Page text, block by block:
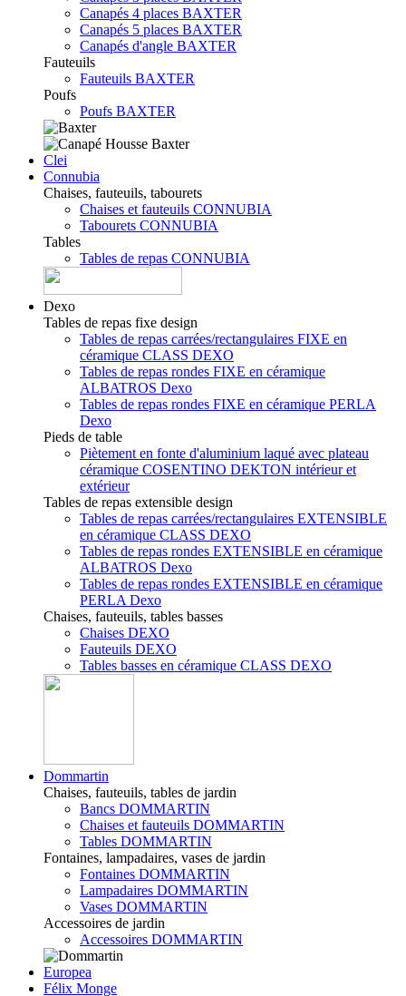
Canapés 4 places BAXTER
Canapés 5 places BAXTER
Canapés d'angle BAXTER
Fauteuils
Fauteuils BAXTER
Poufs
Poufs BAXTER
Clei
Connubia
Chaises, fauteuils, tabourets
Chaises et fauteuils CONNUBIA
Tabourets CONNUBIA
Tables
Tables de repas CONNUBIA
Dexo
Tables de repas fixe design
Tables de repas carrées/rectangulaires FIXE en
céramique CLASS DEXO
Tables de repas rondes FIXE en céramique
ALBATROS Dexo
Tables de repas rondes FIXE en céramique PERLA
Dexo
Pieds de table
Piètement en fonte d'aluminium laqué avec plateau
céramique COSENTINO DEKTON intérieur et
extérieur
Tables de repas extensible design
Tables de repas carrées/rectangulaires EXTENSIBLE
en céramique CLASS DEXO
Tables de repas rondes EXTENSIBLE en céramique
ALBATROS Dexo
Tables de repas rondes EXTENSIBLE en céramique
PERLA Dexo
Chaises, fauteuils, tables basses
Chaises DEXO
Fauteuils DEXO
Tables basses en céramique CLASS DEXO
Dommartin
Chaises, fauteuils, tables de jardin
Bancs DOMMARTIN
Chaises et fauteuils DOMMARTIN
Tables DOMMARTIN
Fontaines, lampadaires, vases de jardin
Fontaines DOMMARTIN
Lampadaires DOMMARTIN
Vases DOMMARTIN
Accessoires de jardin
Accessoires DOMMARTIN
Europea
Félix Monge